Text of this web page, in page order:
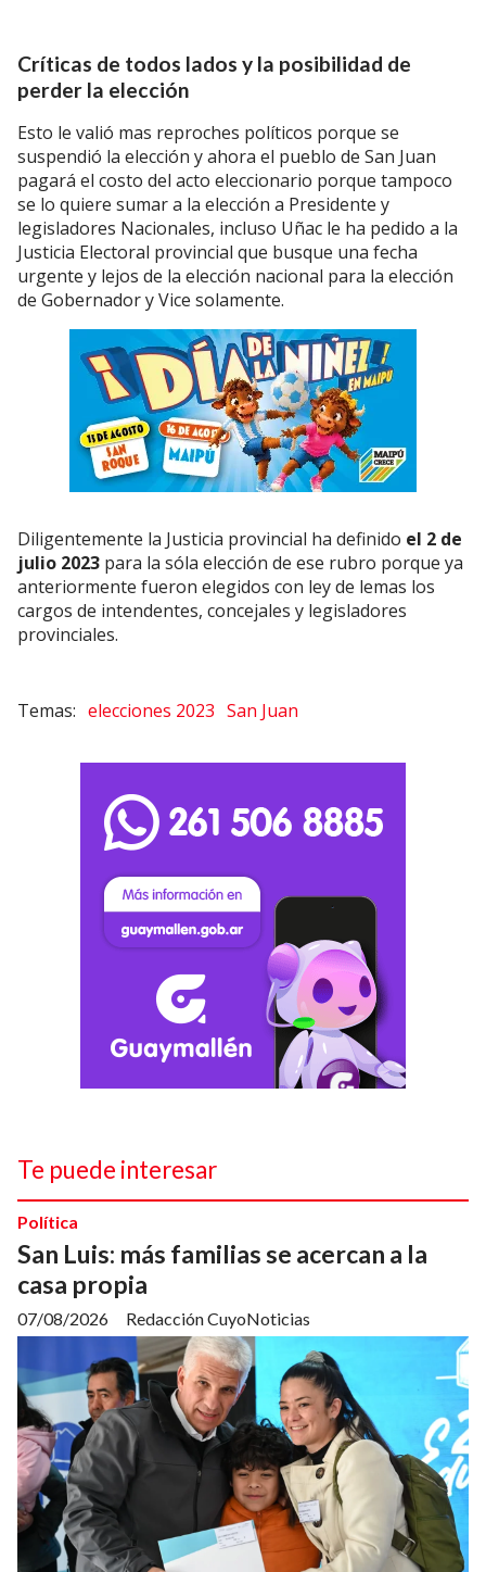
Críticas de todos lados y la posibilidad de
perder la elección
Esto le valió mas reproches políticos porque se
suspendió la elección y ahora el pueblo de San Juan
pagará el costo del acto eleccionario porque tampoco
se lo quiere sumar a la elección a Presidente y
legisladores Nacionales, incluso Uñac le ha pedido a la
Justicia Electoral provincial que busque una fecha
urgente y lejos de la elección nacional para la elección
de Gobernador y Vice solamente.
Diligentemente la Justicia provincial ha definido el 2 de
julio 2023 para la sóla elección de ese rubro porque ya
anteriormente fueron elegidos con ley de lemas los
cargos de intendentes, concejales y legisladores
provinciales.
elecciones 2023 San Juan
Te puede interesar
San Luis: más familias se acercan a la
casa propia
Redacción CuyoNoticias
Política
07/08/2026